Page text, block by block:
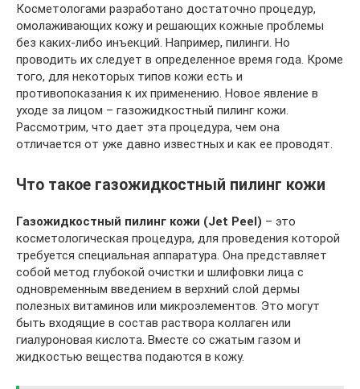
Косметологами разработано достаточно процедур,
омолаживающих кожу и решающих кожные проблемы
без каких-либо инъекций. Например, пилинги. Но
проводить их следует в определенное время года. Кроме
того, для некоторых типов кожи есть и
противопоказания к их применению. Новое явление в
уходе за лицом – газожидкостный пилинг кожи.
Рассмотрим, что дает эта процедура, чем она
отличается от уже давно известных и как ее проводят.
Что такое газожидкостный пилинг кожи
Газожидкостный пилинг кожи (Jet Peel) – это
косметологическая процедура, для проведения которой
требуется специальная аппаратура. Она представляет
собой метод глубокой очистки и шлифовки лица с
одновременным введением в верхний слой дермы
полезных витаминов или микроэлементов. Это могут
быть входящие в состав раствора коллаген или
гиалуроновая кислота. Вместе со сжатым газом и
жидкостью вещества подаются в кожу.